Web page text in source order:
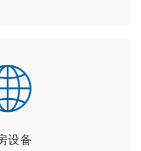
设备